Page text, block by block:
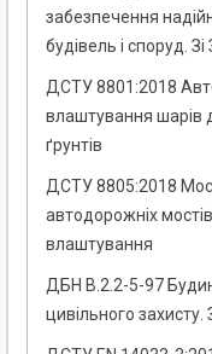
забезпечення
будівель і споруд.
ДСТУ 8801:2018
влаштування шарів
ґрунтів
ДСТУ 8805:2018
автодорожніх
влаштування
ДБН В.2.2-5-97
цивільного